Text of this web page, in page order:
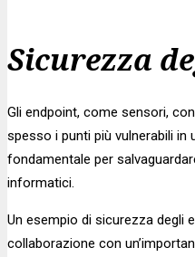
Sicurezza
Gli endpoint, come sensori,
spesso i punti più vulnerabili in
fondamentale per
informatici.
Un esempio di sicurezza degli
collaborazione con